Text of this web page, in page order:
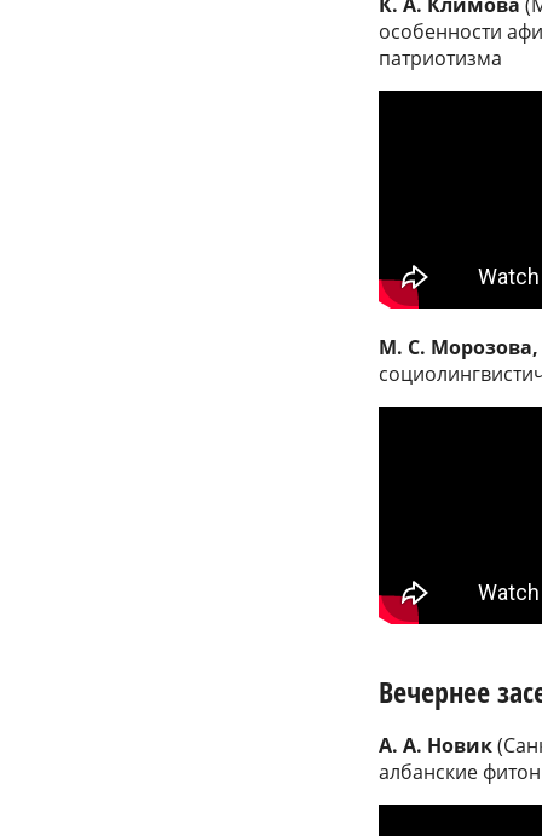
особенности
патриотизма
М. С.
Вечернее
А. А. Новик
албанские